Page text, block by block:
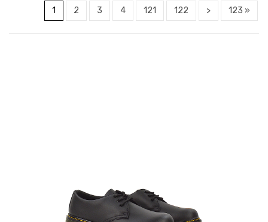
1 2 3 4 121 122 > 123 »